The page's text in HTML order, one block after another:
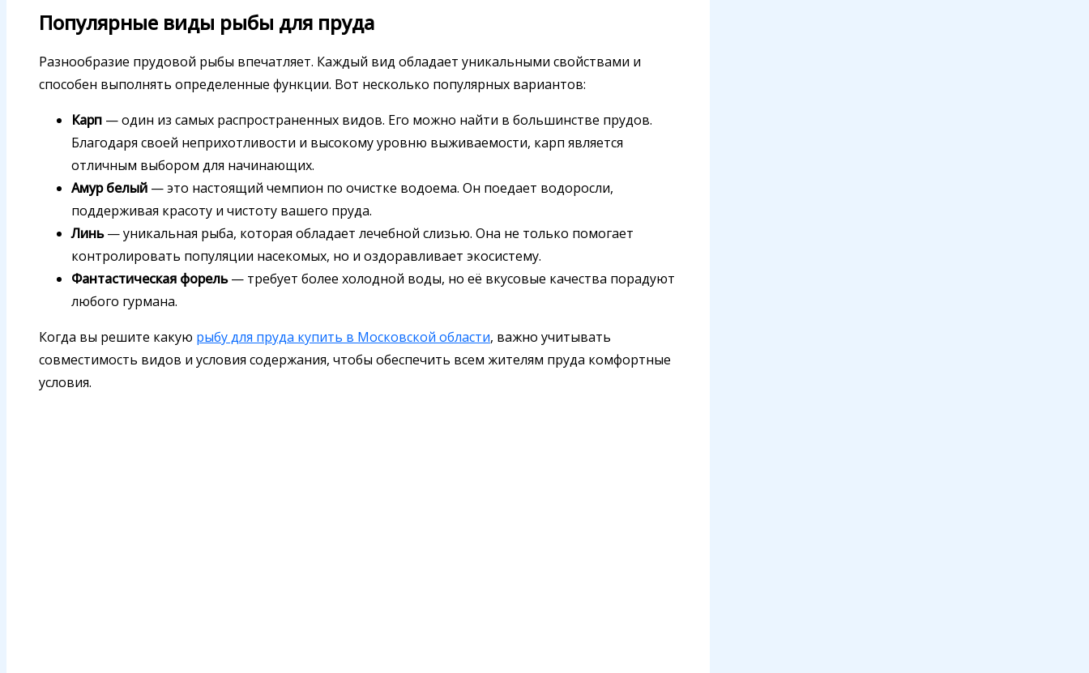
Популярные виды рыбы для пруда
Разнообразие прудовой рыбы впечатляет. Каждый вид обладает уникальными свойствами и
способен выполнять определенные функции. Вот несколько популярных вариантов:
Карп — один из самых распространенных видов. Его можно найти в большинстве прудов.
Благодаря своей неприхотливости и высокому уровню выживаемости, карп является
отличным выбором для начинающих.
Амур белый — это настоящий чемпион по очистке водоема. Он поедает водоросли,
поддерживая красоту и чистоту вашего пруда.
Линь— уникальная рыба, которая обладает лечебной слизью. Она не только помогает
контролировать популяции насекомых, но и оздоравливает экосистему.
Фантастическая форель— требует более холодной воды, но её вкусовые качества порадуют
любого гурмана.
Когда вы решите какую рыбу для пруда купить в Московской области, важно учитывать
совместимость видов и условия содержания, чтобы обеспечить всем жителям пруда комфортные
условия.